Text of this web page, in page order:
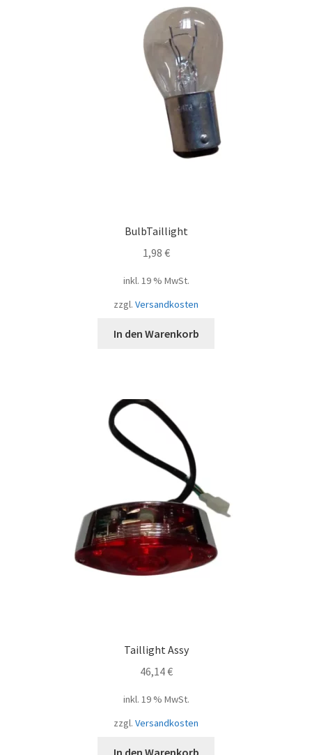
BulbTaillight
1,98 €
inkl. 19 % MwSt.
zzgl. Versandkosten
In den Warenkorb
Taillight Assy
46,14€
inkl. 19 % MwSt.
zzgl. Versandkosten
In den Warenkorb